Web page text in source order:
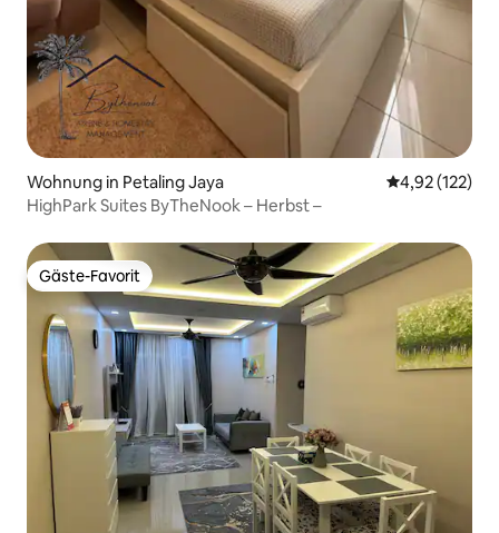
Wohnung in Petaling Jaya
4,92 (122)
HighPark Suites ByTheNook – Herbst –
Gäste-Favorit
Gäste-Favorit